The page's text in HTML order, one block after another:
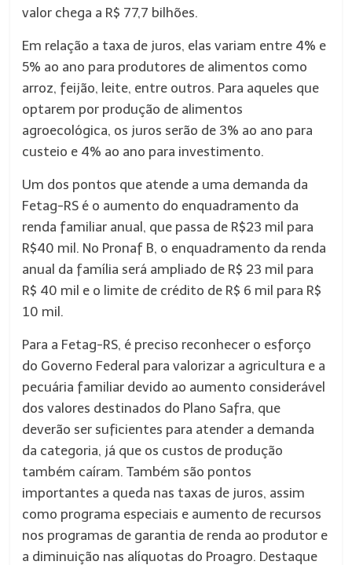
valor chega a R$ 77,7 bilhões.
Em relação a taxa de juros, elas variam entre 4% e
5% ao ano para produtores de alimentos como
arroz, feijão, leite, entre outros. Para aqueles que
optarem por produção de alimentos
agroecológica, os juros serão de 3% ao ano para
custeio e 4% ao ano para investimento.
Um dos pontos que atende a uma demanda da
Fetag-RS é o aumento do enquadramento da
renda familiar anual, que passa de R$23 mil para
R$40 mil. No Pronaf B, o enquadramento da renda
anual da família será ampliado de R$ 23 mil para
R$ 40 mil e o limite de crédito de R$ 6 mil para R$
10 mil.
Para a Fetag-RS, é preciso reconhecer o esforço
do Governo Federal para valorizar a agricultura e a
pecuária familiar devido ao aumento considerável
dos valores destinados do Plano Safra, que
deverão ser suficientes para atender a demanda
da categoria, já que os custos de produção
também caíram. Também são pontos
importantes a queda nas taxas de juros, assim
como programa especiais e aumento de recursos
nos programas de garantia de renda ao produtor e
a diminuição nas alíquotas do Proagro. Destaque